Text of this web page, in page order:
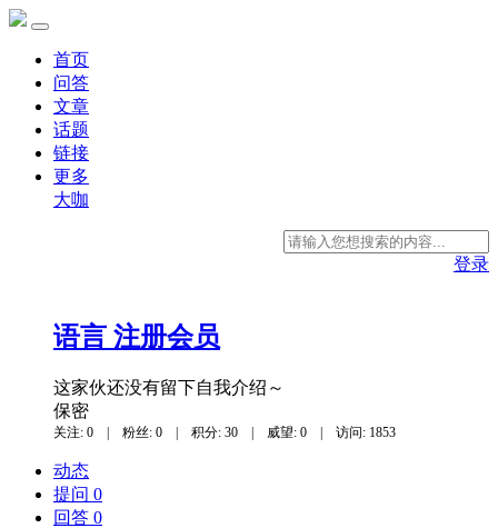
首页
问答
文章
话题
链接
更多
大咖
登录
语言 注册会员
这家伙还没有留下自我介绍～
保密
关注: 0 | 粉丝: 0 | 积分: 30 | 威望: 0 | 访问: 1853
动态
提问 0
回答 0